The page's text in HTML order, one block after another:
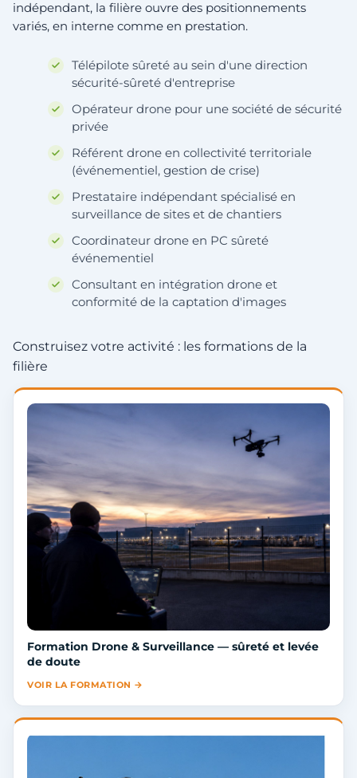
indépendant, la filière ouvre des positionnements
variés, en interne comme en prestation.
Télépilote sûreté au sein d'une direction
sécurité-sûreté d'entreprise
Opérateur drone pour une société de sécurité
privée
Référent drone en collectivité territoriale
(événementiel, gestion de crise)
Prestataire indépendant spécialisé en
surveillance de sites et de chantiers
Coordinateur drone en PC sûreté
événementiel
Consultant en intégration drone et
conformité de la captation d'images
Construisez votre activité : les formations de la
filière
Formation Drone & Surveillance — sûreté et levée
de doute
VOIR LA FORMATION →